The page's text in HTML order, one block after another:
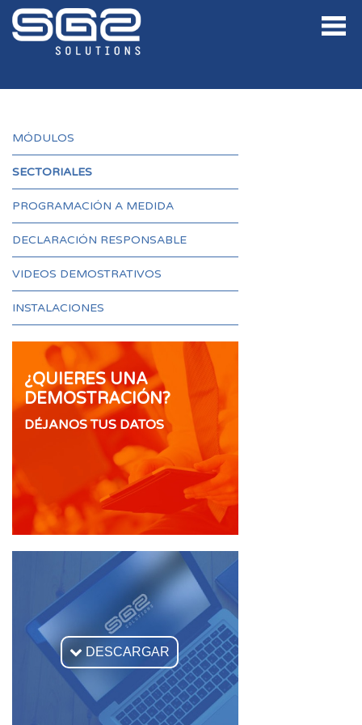
MÓDULOS
SECTORIALES
PROGRAMACIÓN A MEDIDA
DECLARACIÓN RESPONSABLE
VIDEOS DEMOSTRATIVOS
INSTALACIONES
¿QUIERES UNA
DEMOSTRACIÓN?
DÉJANOS TUS DATOS
 DESCARGAR